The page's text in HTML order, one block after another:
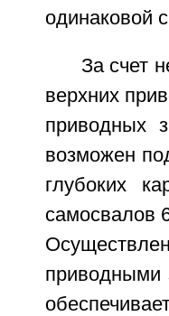
одинаковой
За счет
верхних
приводных
возможен
глубоких
самосвалов
приводными